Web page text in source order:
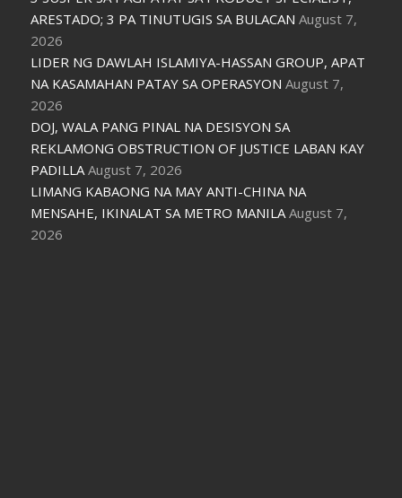
ARESTADO; 3 PA TINUTUGIS SA BULACAN August 7,
2026
LIDER NG DAWLAH ISLAMIYA-HASSAN GROUP, APAT
NA KASAMAHAN PATAY SA OPERASYON August 7,
2026
DOJ, WALA PANG PINAL NA DESISYON SA
REKLAMONG OBSTRUCTION OF JUSTICE LABAN KAY
PADILLA August 7, 2026
LIMANG KABAONG NA MAY ANTI-CHINA NA
MENSAHE, IKINALAT SA METRO MANILA August 7,
2026